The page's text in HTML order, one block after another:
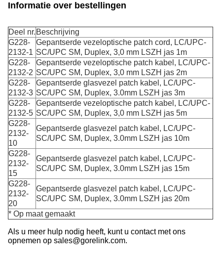
Informatie over bestellingen
Deel nr. Beschrijving
G228-
2132-1
Gepantserde vezeloptische patch cord, LC/UPC-
SC/UPC SM, Duplex, 3,0 mm LSZH jas 1m
G228-
2132-2
Gepantserde vezeloptische patch kabel, LC/UPC-
SC/UPC SM, Duplex, 3,0 mm LSZH jas 2m
G228-
2132-3
Gepantserde glasvezel patch kabel, LC/UPC-
SC/UPC SM, Duplex, 3.0mm LSZH jas 3m
G228-
2132-5
Gepantserde vezeloptische patch kabel, LC/UPC-
SC/UPC SM, Duplex, 3,0 mm LSZH jas 5m
G228-
2132-
10
Gepantserde glasvezel patch kabel, LC/UPC-
SC/UPC SM, Duplex, 3.0mm LSZH jas 10m
G228-
2132-
15
Gepantserde glasvezel patch kabel, LC/UPC-
SC/UPC SM, Duplex, 3.0mm LSZH jas 15m
G228-
2132-
20
Gepantserde glasvezel patch kabel, LC/UPC-
SC/UPC SM, Duplex, 3.0mm LSZH jas 20m
* Op maat gemaakt
Als u meer hulp nodig heeft, kunt u contact met ons
opnemen op sales@gorelink.com.